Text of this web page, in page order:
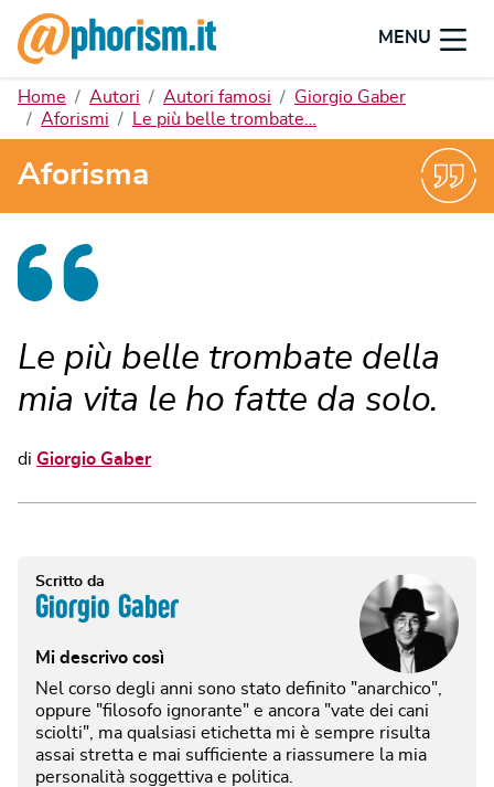
MENU
Home Autori Autori famosi
Giorgio Gaber
Aforismi
Le più belle trombate…
Aforisma
Le più belle trombate della
mia vita le ho fatte da solo.
di Giorgio Gaber
Scritto da
Giorgio Gaber
Mi descrivo così
Nel corso degli anni sono stato definito "anarchico",
oppure "filosofo ignorante" e ancora "vate dei cani
sciolti", ma qualsiasi etichetta mi è sempre risulta
assai stretta e mai sufficiente a riassumere la mia
personalità soggettiva e politica.